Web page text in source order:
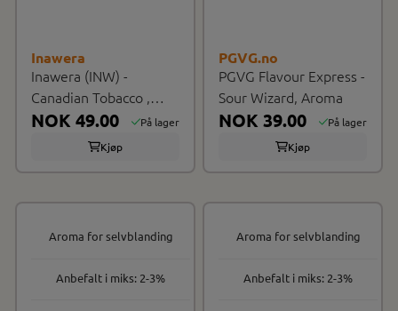
Inawera
Inawera (INW) -
Canadian Tobacco ,
Aroma
NOK 49.00
På lager
Kjøp
PGVG.no
PGVG Flavour Express -
Sour Wizard, Aroma
NOK 39.00
På lager
Kjøp
Aroma for selvblanding
Anbefalt i miks: 2-3%
Aroma for selvblanding
Anbefalt i miks: 2-3%